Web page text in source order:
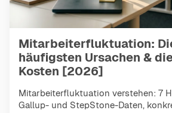
Mitarbeiterfluktuation:
häufigsten Ursachen &
Kosten [2026]
Mitarbeiterfluktuation verstehen: 7
Gallup- und StepStone-Daten,